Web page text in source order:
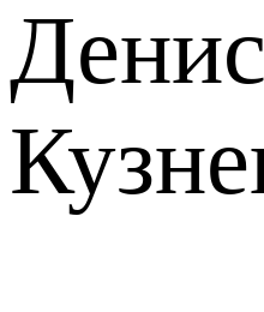
Денис